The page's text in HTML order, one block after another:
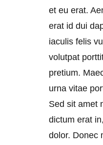
et eu erat.
erat id dui
iaculis felis
volutpat
pretium.
urna vitae
Sed sit amet
dictum erat
dolor. Donec